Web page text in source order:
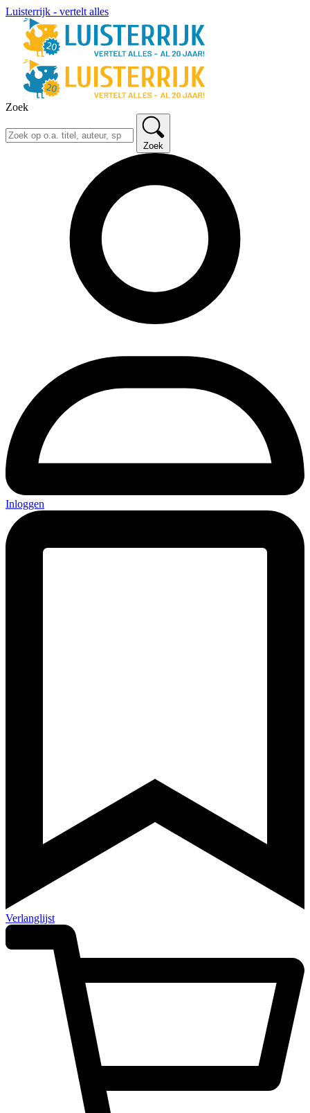
Luisterrijk - vertelt alles
Zoek
Zoek
Inloggen
Verlanglijst